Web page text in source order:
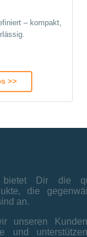
– kompakt,
>>
bietet Dir die
die
an.
unseren
und